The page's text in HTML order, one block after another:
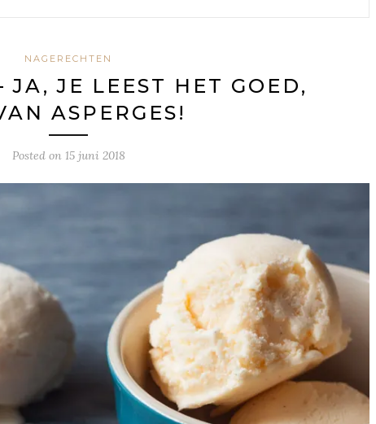
NAGERECHTEN
JA, JE LEEST HET GOED,
ASPERGES!
Posted on 15 juni 2018